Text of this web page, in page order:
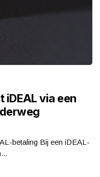
iDEAL via een
betaling Bij een iDEAL-